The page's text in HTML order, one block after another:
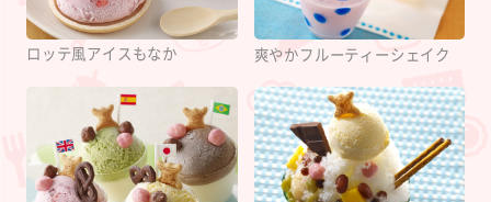
ロッテ風アイスもなか 爽やかフルーティーシェイク